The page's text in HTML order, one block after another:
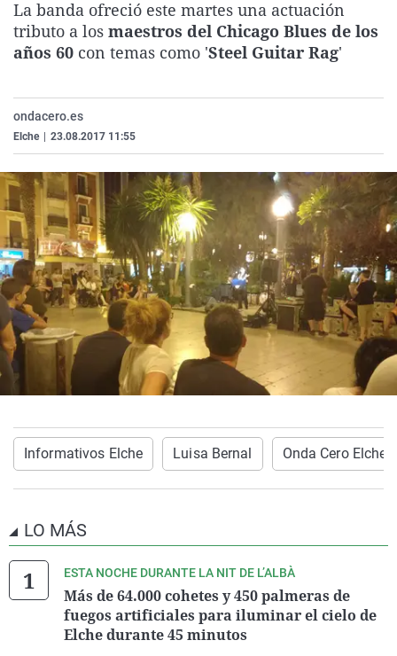
La rosa de los vientos
Gente viajera
Caso
Retornados
Extremadura
Galicia
Virales
Televisión
La banda ofreció este martes una actuación
tributo a los maestros del Chicago Blues de los
años 60 con temas como 'Steel Guitar Rag'
ondacero.es
Elche 23.08.2017 11:55
Informativos Elche Luisa Bernal Onda Cero Elche
LO MÁS
ESTA NOCHE DURANTE LA NIT DE L’ALBÀ
Más de 64.000 cohetes y 450 palmeras de
fuegos artificiales para iluminar el cielo de
Elche durante 45 minutos